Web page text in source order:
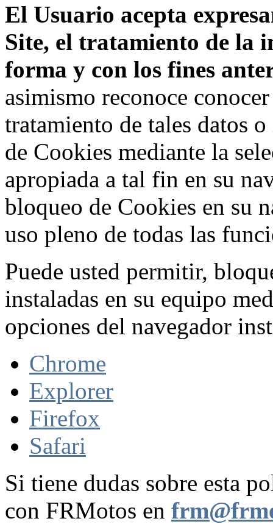
El Usuario acepta
Site, el tratamiento de la
forma y con los fines
asimismo reconoce
tratamiento de tales datos
de Cookies mediante la
apropiada a tal fin en su
bloqueo de Cookies en su
uso pleno de todas las
Puede usted permitir,
instaladas en su equipo
opciones del navegador
Chrome
Explorer
Firefox
Safari
Si tiene dudas sobre esta
con FRMotos en